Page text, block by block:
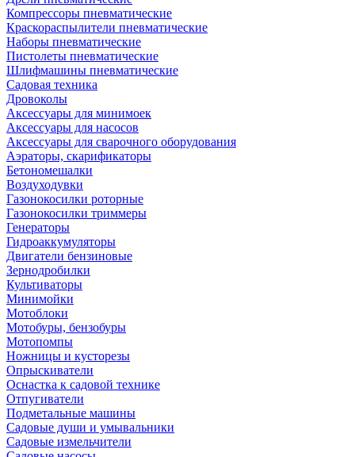
Компрессоры пневматические
Краскораспылители пневматические
Наборы пневматические
Пистолеты пневматические
Шлифмашины пневматические
Садовая техника
Дровоколы
Аксессуары для минимоек
Аксессуары для насосов
Аксессуары для сварочного оборудования
Аэраторы, скарификаторы
Бетономешалки
Воздуходувки
Газонокосилки роторные
Газонокосилки триммеры
Генераторы
Гидроаккумуляторы
Двигатели бензиновые
Зернодробилки
Культиваторы
Минимойки
Мотоблоки
Мотобуры, бензобуры
Мотопомпы
Ножницы и кусторезы
Опрыскиватели
Оснастка к садовой технике
Отпугиватели
Подметальные машины
Садовые души и умывальники
Садовые измельчители